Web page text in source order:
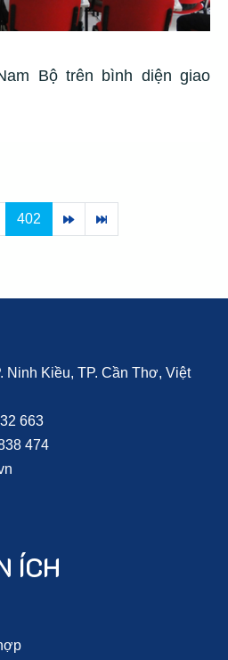
Bộ trên bình diện giao
402
Ninh Kiều, TP. Cần Thơ, Việt
663
474
ÍCH